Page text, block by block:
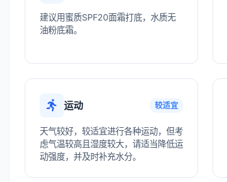
建议用蜜质SPF20面霜打底，水质无
油粉底霜。
运动 较适宜
天气较好，较适宜进行各种运动，但考
虑气温较高且湿度较大，请适当降低运
动强度，并及时补充水分。